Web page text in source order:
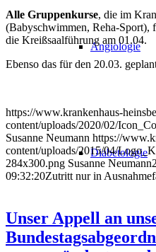
Angiologie
Diabetologie
Alle Gruppenkurse, die im
(Babyschwimmen, Reha-Sport),
die Kreißsaalführung am 01.04.
Ebenso das für den 20.03.
https://www.krankenhaus-
content/uploads/2020/02/
Susanne Neumann https://
content/uploads/2015/04/
284x300.png Susanne Neumann
09:32:20Zutritt nur in
Unser Appell an